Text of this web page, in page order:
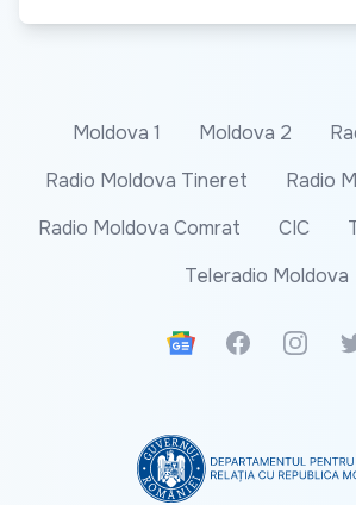
Moldova 1 Moldova 2
Radio Moldova Tineret
Radio
Radio Moldova Comrat
CIC
Teleradio Moldova
Google News
Facebook